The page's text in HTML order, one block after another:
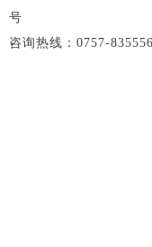
号
咨询热线：0757-